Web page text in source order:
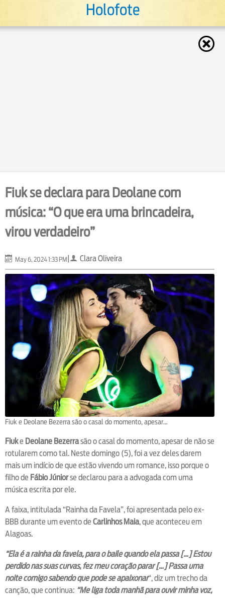
Holofote
Fiuk se declara para Deolane com
música: “O que era uma brincadeira,
virou verdadeiro”
May 6, 2024 1:33 PM| Clara Oliveira
Fiuk e Deolane Bezerra são o casal do momento, apesar…
Fiuke Deolane Bezerrasão o casal do momento, apesar de não se
rotularem como tal. Neste domingo (5), foi a vez deles darem
mais um indício de que estão vivendo um romance, isso porque o
filho de Fábio Júniorse declarou para a advogada com uma
música escrita por ele.
A faixa, intitulada “Rainha da Favela”, foi apresentada pelo ex-
BBB durante um evento de Carlinhos Maia, que aconteceu em
Alagoas.
“Ela é a rainha da favela, para o baile quando ela passa […] Estou
perdido nas suas curvas, fez meu coração parar […] Passa uma
noite comigo sabendo que pode se apaixonar“, diz um trecho da
canção, que continua: “Me liga toda manhã para ouvir minha voz,